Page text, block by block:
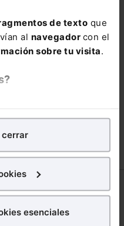
de texto que
al navegador con el
sobre tu visita.
tu experienciaen
con fines publicitarios,
y contenidos de tu
esenciales
REUTILIZACIÓN